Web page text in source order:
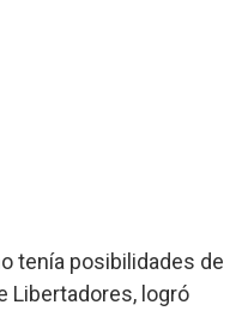
tenía posibilidades de
Libertadores, logró